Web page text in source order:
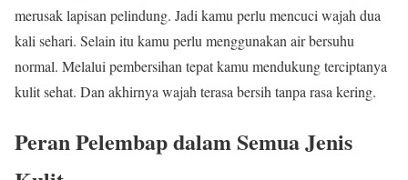
merusak lapisan pelindung. Jadi kamu perlu mencuci wajah dua
kali sehari. Selain itu kamu perlu menggunakan air bersuhu
normal. Melalui pembersihan tepat kamu mendukung terciptanya
kulit sehat. Dan akhirnya wajah terasa bersih tanpa rasa kering.
Peran Pelembap dalam Semua Jenis